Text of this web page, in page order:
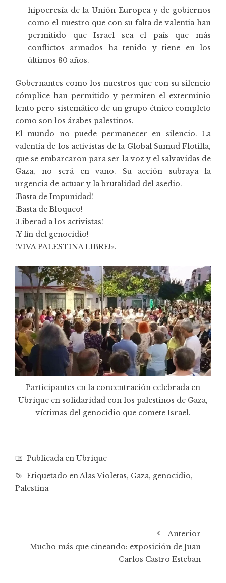
hipocresía de la Unión Europea y de gobiernos
como el nuestro que con su falta de valentía han
permitido que Israel sea el país que más
conflictos armados ha tenido y tiene en los
últimos 80 años.
Gobernantes como los nuestros que con su silencio
cómplice han permitido y permiten el exterminio
lento pero sistemático de un grupo étnico completo
como son los árabes palestinos.
El mundo no puede permanecer en silencio. La
valentía de los activistas de la Global Sumud Flotilla,
que se embarcaron para ser la voz y el salvavidas de
Gaza, no será en vano. Su acción subraya la
urgencia de actuar y la brutalidad del asedio.
¡Basta de Impunidad!
¡Basta de Bloqueo!
¡Liberad a los activistas!
¡Y fin del genocidio!
!VIVA PALESTINA LIBRE!».
Participantes en la concentración celebrada en
Ubrique en solidaridad con los palestinos de Gaza,
víctimas del genocidio que comete Israel.
Publicada en Ubrique
Etiquetado enAlas Violetas, Gaza, genocidio,
Palestina
Anterior
Mucho más que cineando: exposición de Juan
Carlos Castro Esteban